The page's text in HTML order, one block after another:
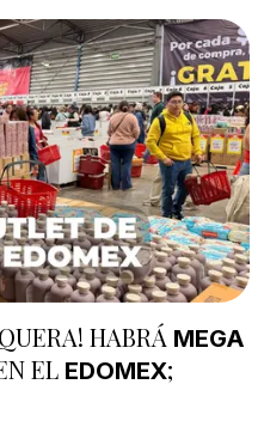
HABRÁ MEGA
EL EDOMEX;